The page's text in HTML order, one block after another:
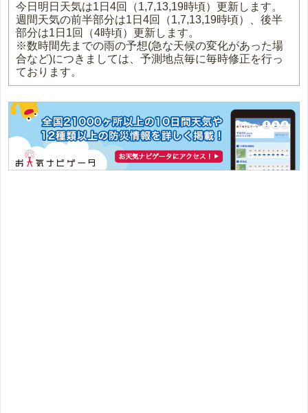
今日明日天気は1日4回（1,7,13,19時頃）更新します。
週間天気の前半部分は1日4回（1,7,13,19時頃）、後半
部分は1日1回（4時頃）更新します。
※数時間先までの雨の予想(急な天候の変化があった場
合など)につきましては、予測地点毎に毎時修正を行っ
ております。